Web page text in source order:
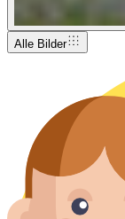
Alle Bilder